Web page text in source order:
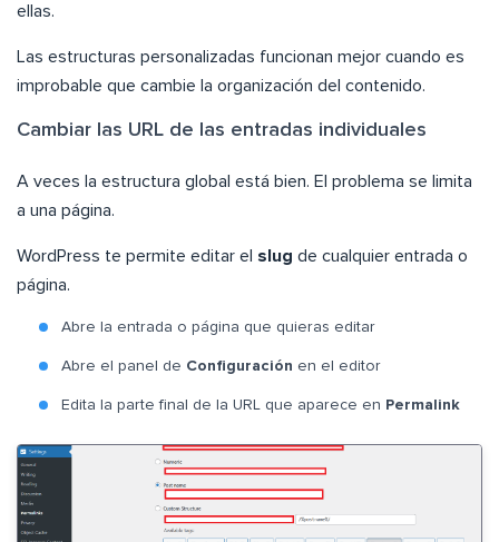
ellas.
Las estructuras personalizadas funcionan mejor cuando es
improbable que cambie la organización del contenido.
Cambiar las URL de las entradas individuales
A veces la estructura global está bien. El problema se limita
a una página.
WordPress te permite editar el slug de cualquier entrada o
página.
Abre la entrada o página que quieras editar
Abre el panel de Configuración en el editor
Edita la parte final de la URL que aparece en Permalink